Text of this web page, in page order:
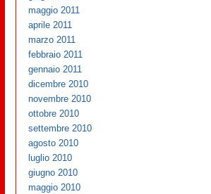
maggio 2011
aprile 2011
marzo 2011
febbraio 2011
gennaio 2011
dicembre 2010
novembre 2010
ottobre 2010
settembre 2010
agosto 2010
luglio 2010
giugno 2010
maggio 2010